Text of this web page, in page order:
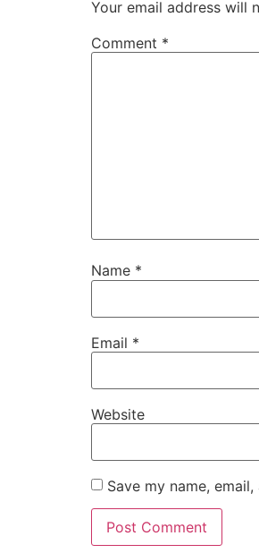
Your email address will
Comment *
Name *
Email *
Website
Save my name,